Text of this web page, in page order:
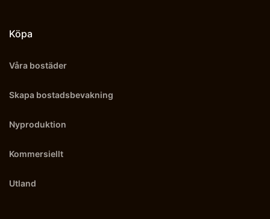
Köpa
Våra bostäder
Skapa bostadsbevakning
Nyproduktion
Kommersiellt
Utland